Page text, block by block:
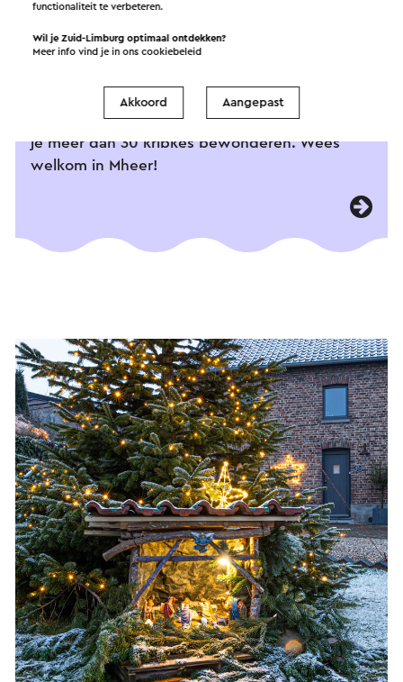
Kribkes­wandeling Mheer
De kribkeswandeling in Mheer is ruim 6km
kinderwagenvriendelijk en de wandeling duurt
ongeveer een uur. Tijdens deze wandeling kun
je meer dan 30 kribkes bewonderen. Wees
welkom in Mheer!
functionaliteit te verbeteren.
Wil je Zuid-Limburg optimaal ontdekken?
Meer info vind je in onscookiebeleid
Akkoord Aangepast